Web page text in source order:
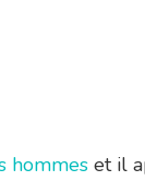
hommeset il